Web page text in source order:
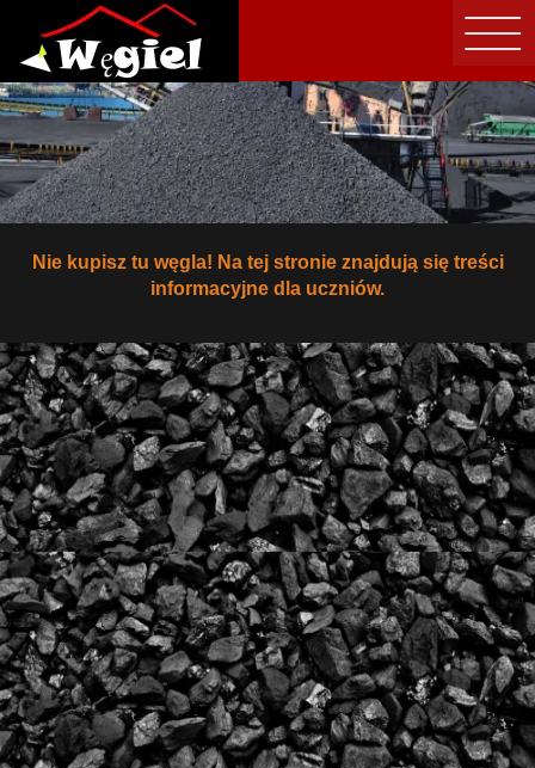
Nie kupisz tu węgla! Na tej stronie znajdują się treści
informacyjne dla uczniów.